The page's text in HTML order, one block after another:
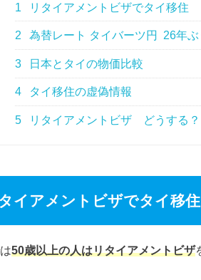
1 リタイアメントビザでタイ移住
2 為替レート タイバーツ円 26年
3 日本とタイの物価比較
4 タイ移住の虚偽情報
5 リタイアメントビザ どうする？
イアメントビザでタイ移住
50歳以上の人はリタイアメントビザ